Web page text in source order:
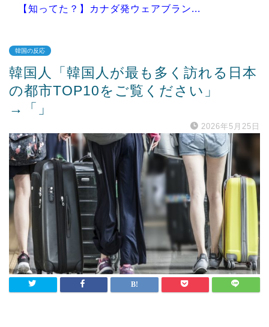
【知ってた？】カナダ発ウェアブラン...
Powered by livedoor 相互RSS
韓国の反応
韓国人「韓国人が最も多く訪れる日本
の都市TOP10をご覧ください」
→「」
2026年5月25日